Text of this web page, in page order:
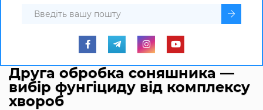
Друга обробка соняшника —
вибір фунгіциду від комплексу
хвороб